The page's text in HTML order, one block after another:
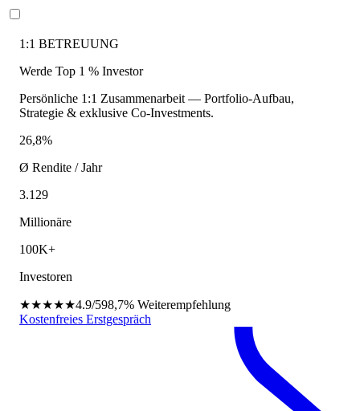
1:1 BETREUUNG
Werde Top 1 % Investor
Persönliche 1:1 Zusammenarbeit — Portfolio-Aufbau,
Strategie & exklusive Co-Investments.
26,8%
Ø Rendite / Jahr
3.129
Millionäre
100K+
Investoren
★★★★★4.9/598,7% Weiterempfehlung
Kostenfreies Erstgespräch